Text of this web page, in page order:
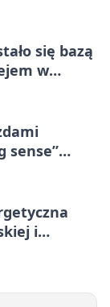
się bazą
w
sense”
i